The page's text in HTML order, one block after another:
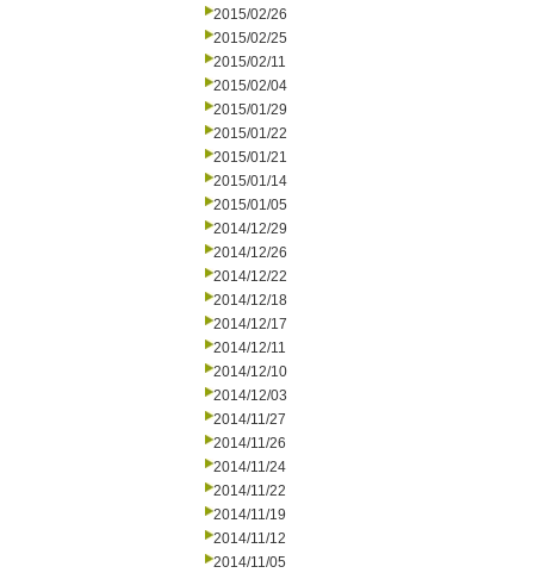
2015/02/26
2015/02/25
2015/02/11
2015/02/04
2015/01/29
2015/01/22
2015/01/21
2015/01/14
2015/01/05
2014/12/29
2014/12/26
2014/12/22
2014/12/18
2014/12/17
2014/12/11
2014/12/10
2014/12/03
2014/11/27
2014/11/26
2014/11/24
2014/11/22
2014/11/19
2014/11/12
2014/11/05